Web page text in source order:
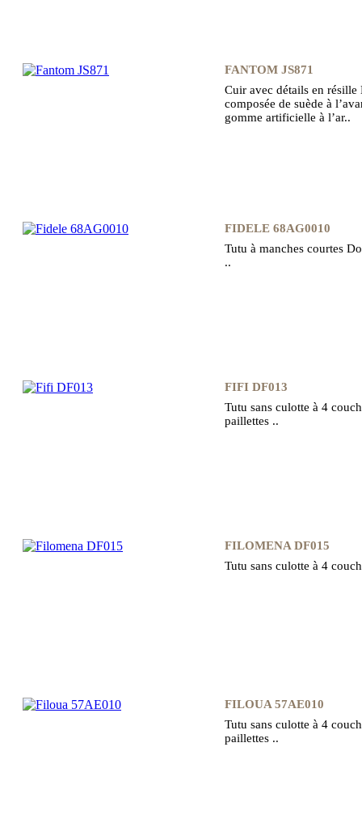
FANTOM JS871
Cuir avec détails en résille
composée de suède à
gomme artificielle à l’ar..
FIDELE 68AG0010
Tutu à manches courtes
..
FIFI DF013
Tutu sans culotte à 4
paillettes ..
FILOMENA DF015
Tutu sans culotte à 4
FILOUA 57AE010
Tutu sans culotte à 4
paillettes ..